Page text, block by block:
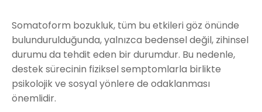
Somatoform bozukluk, tüm bu etkileri göz önünde
bulundurulduğunda, yalnızca bedensel değil, zihinsel
durumu da tehdit eden bir durumdur. Bu nedenle,
destek sürecinin fiziksel semptomlarla birlikte
psikolojik ve sosyal yönlere de odaklanması
önemlidir.